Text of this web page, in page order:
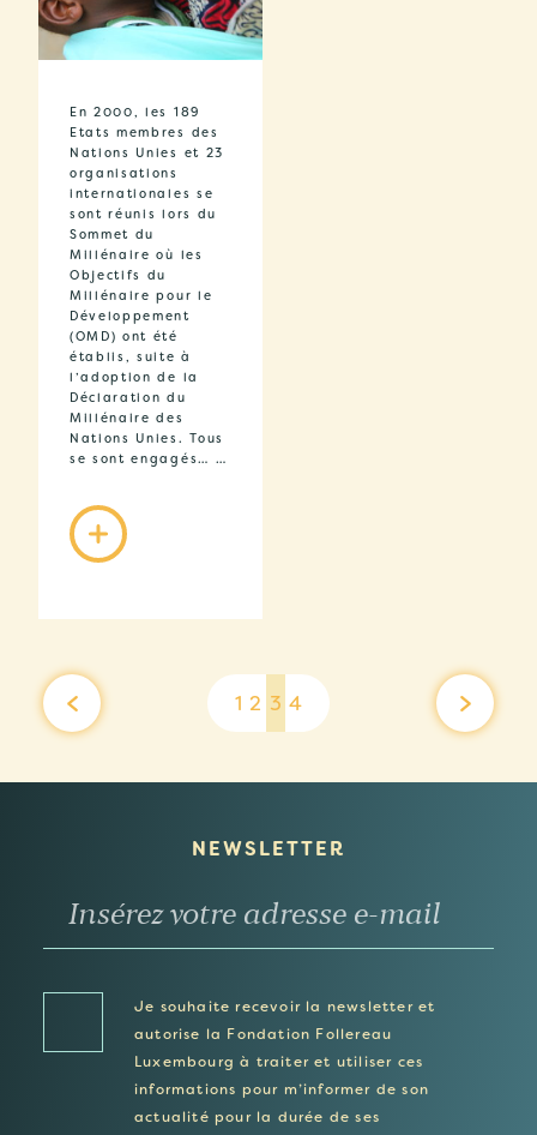
En 2000, les 189
Etats membres des
Nations Unies et 23
organisations
internationales se
sont réunis lors du
Sommet du
Millénaire où les
Objectifs du
Millénaire pour le
Développement
(OMD) ont été
établis, suite à
l’adoption de la
Déclaration du
Millénaire des
Nations Unies. Tous
se sont engagés… …
1 2 3 4
NEWSLETTER
Je souhaite recevoir la newsletter et
autorise la Fondation Follereau
Luxembourg à traiter et utiliser ces
informations pour m’informer de son
actualité pour la durée de ses